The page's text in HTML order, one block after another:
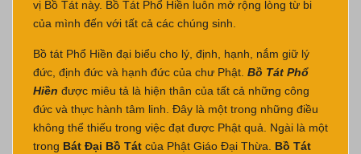
vị Bồ Tát này. Bồ Tát Phổ Hiền luôn mở rộng lòng từ bi
của mình đến với tất cả các chúng sinh.
Bồ tát Phổ Hiền đại biểu cho lý, định, hạnh, nắm giữ lý
đức, định đức và hạnh đức của chư Phật. Bồ Tát Phổ
Hiền được miêu tả là hiện thân của tất cả những công
đức và thực hành tâm linh. Đây là một trong những điều
không thể thiếu trong việc đạt được Phật quả. Ngài là một
trong Bát Đại Bồ Tát của Phật Giáo Đại Thừa. Bồ Tát